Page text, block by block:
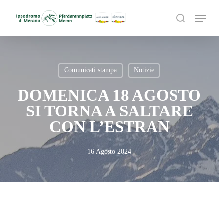
search
Menu
Comunicati stampa Notizie
DOMENICA 18 AGOSTO
SI TORNA A SALTARE
CON L’ESTRAN
16 Agosto 2024